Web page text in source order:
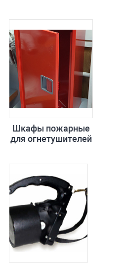
Шкафы пожарные
для огнетушителей